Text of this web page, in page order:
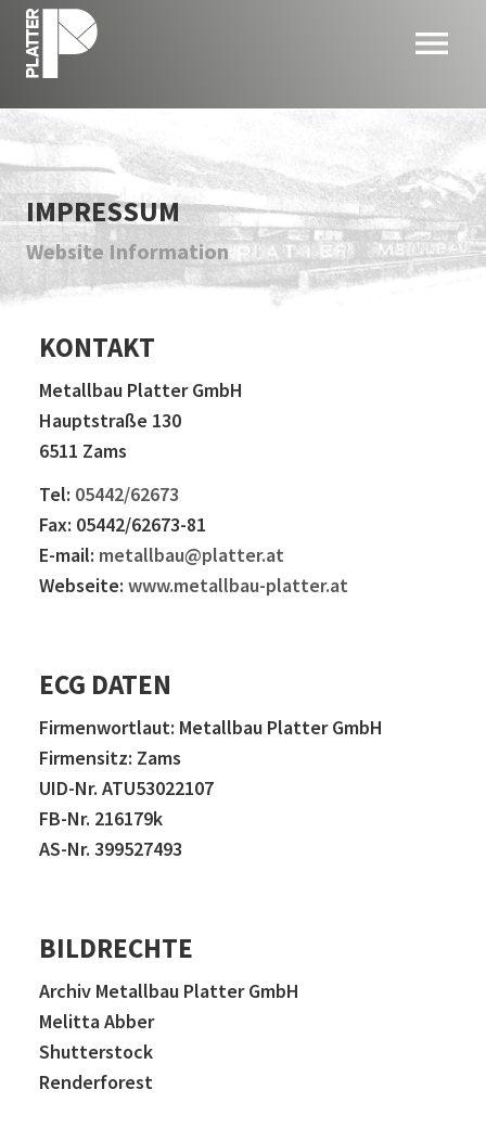
menu
IMPRESSUM
Website Information
KONTAKT
Metallbau Platter GmbH
Hauptstraße 130
6511 Zams
Tel: 05442/62673
Fax: 05442/62673-81
E-mail: metallbau@platter.at
Webseite: www.metallbau-platter.at
ECG DATEN
Firmenwortlaut: Metallbau Platter GmbH
Firmensitz: Zams
UID-Nr. ATU53022107
FB-Nr. 216179k
AS-Nr. 399527493
BILDRECHTE
Archiv Metallbau Platter GmbH
Melitta Abber
Shutterstock
Renderforest